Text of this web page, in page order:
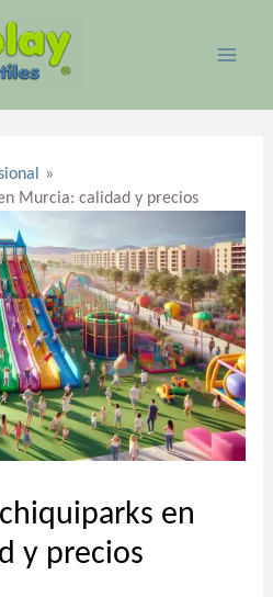
Murcia: calidad y precios
en
y precios